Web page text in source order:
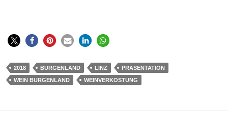
2018 BURGENLAND LINZ
PRÄSENTATION
WEIN BURGENLAND
WEINVERKOSTUNG